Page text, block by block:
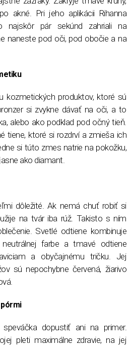
akné. Pri jeho aplikácii Rihanna
najskôr pár sekúnd zahriali na
naneste pod oči, pod obočie a na
kozmetických produktov, ktoré sú
si zvykne dávať na oči, a to
alebo ako podklad pod očný tieň.
tiene, ktoré si rozdrví a zmieša ich
si túto zmes natrie na pokožku,
ako diamant.
dôležité. Ak nemá chuť robiť si
na tvár iba rúž. Takisto s ním
Svetlé odtiene kombinuje
farbe a tmavé odtiene
a obyčajnému tričku. Jej
sú nepochybne červená, žiarivo
dopustiť ani na primer.
pleti maximálne zdravie, na jej